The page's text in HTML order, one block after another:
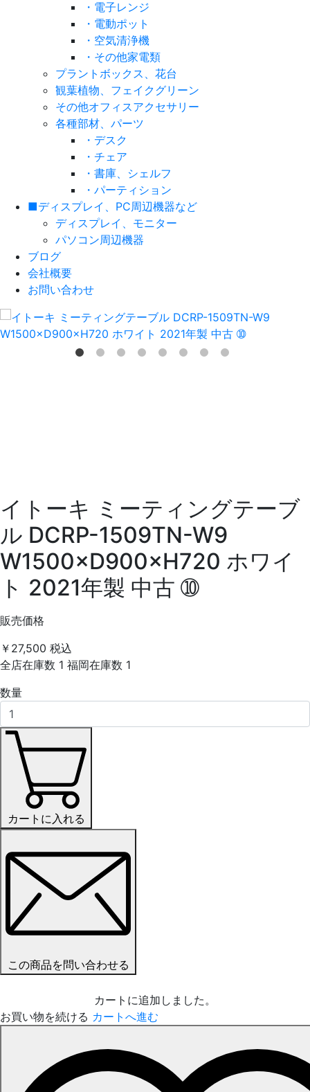
・電子レンジ
・電動ポット
・空気清浄機
・その他家電類
プラントボックス、花台
観葉植物、フェイクグリーン
その他オフィスアクセサリー
各種部材、パーツ
・デスク
・チェア
・書庫、シェルフ
・パーティション
■ディスプレイ、PC周辺機器など
ディスプレイ、モニター
パソコン周辺機器
ブログ
会社概要
お問い合わせ
イトーキ ミーティングテーブ
ル DCRP-1509TN-W9
W1500×D900×H720 ホワイ
ト 2021年製 中古 ➉
販売価格
￥27,500 税込
全店在庫数 1 福岡在庫数 1
数量
カートに入れる
この商品を問い合わせる
カートに追加しました。
お買い物を続ける カートへ進む